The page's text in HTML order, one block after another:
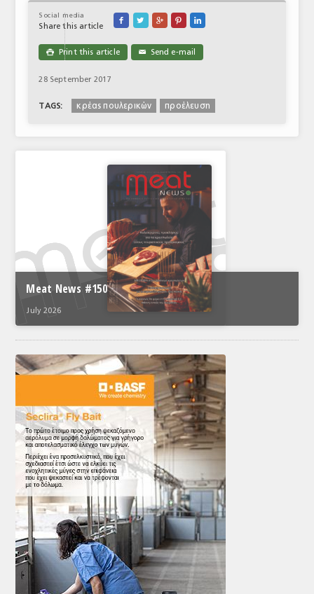
Social media
Share this article
    
 Print this article ✉ Send e-mail
28 September 2017
TAGS: κρέας πουλερικών προέλευση
Meat News #150
July 2026